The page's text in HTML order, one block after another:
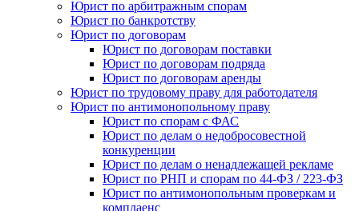
Юрист по арбитражным спорам
Юрист по банкротству
Юрист по договорам
Юрист по договорам поставки
Юрист по договорам подряда
Юрист по договорам аренды
Юрист по трудовому праву для работодателя
Юрист по антимонопольному праву
Юрист по спорам с ФАС
Юрист по делам о недобросовестной
конкуренции
Юрист по делам о ненадлежащей рекламе
Юрист по РНП и спорам по 44-ФЗ / 223-ФЗ
Юрист по антимонопольным проверкам и
комплаенс